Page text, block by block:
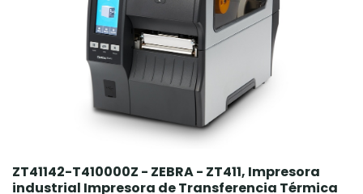
ZT41142-T410000Z - ZEBRA - ZT411, Impresora
industrial Impresora de Transferencia Térmica